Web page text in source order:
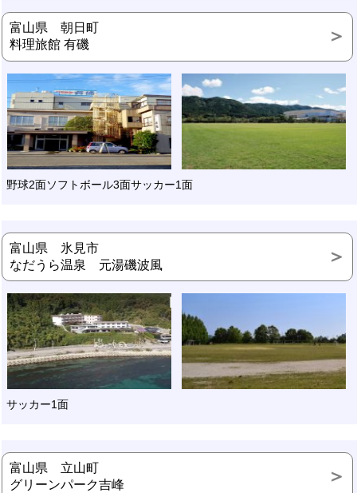
富山県 朝日町
料理旅館 有磯
野球2面ソフトボール3面サッカー1面
富山県 氷見市
なだうら温泉 元湯磯波風
サッカー1面
富山県 立山町
グリーンパーク吉峰